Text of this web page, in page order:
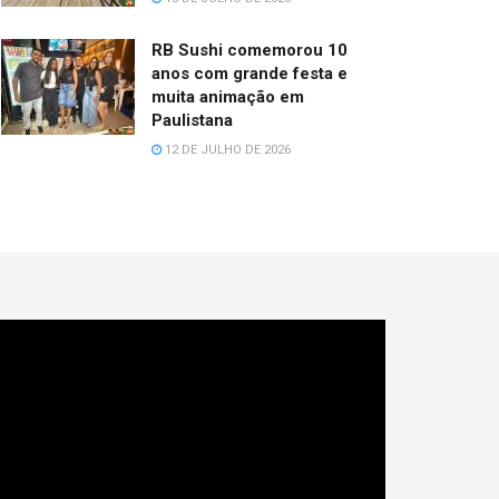
RB Sushi comemorou 10
anos com grande festa e
muita animação em
Paulistana
12 DE JULHO DE 2026